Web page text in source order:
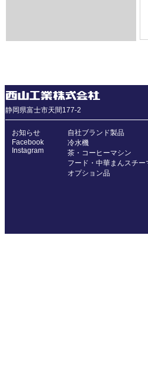
静岡県富士市天間177-2
お知らせ
Facebook
Instagram
自社ブランド製品
冷水機
茶・コーヒーマシン
フード・中華まんスチー
オプション品